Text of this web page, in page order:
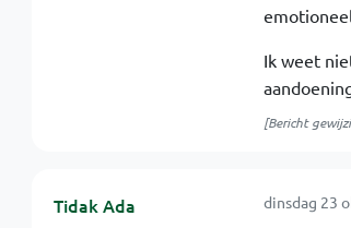
Ik weet
[Bericht
Tidak Ada dinsdag 23